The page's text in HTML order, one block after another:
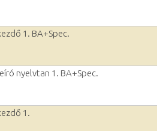
1. BA+Spec.
nyelvtan 1. BA+Spec.
1.